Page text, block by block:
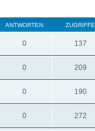
ANTWORTEN ZUGRIFFE
0 137
0 209
0 190
0 272